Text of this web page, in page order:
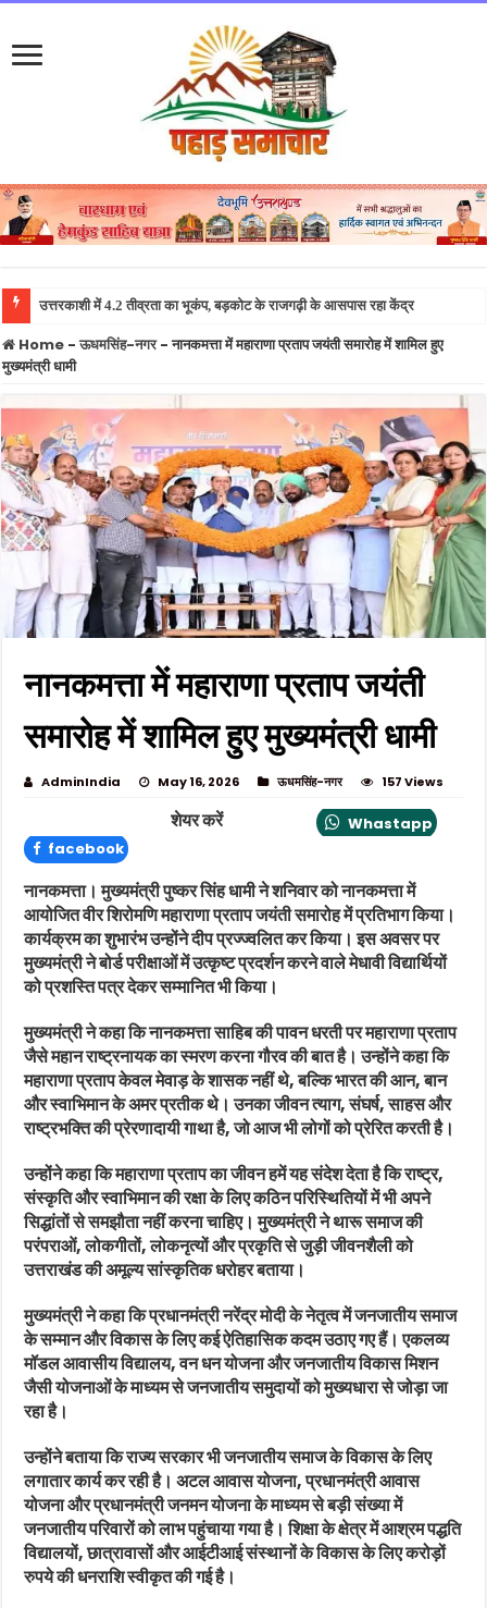
उत्तराख
Home - ऊधमसिंह-नगर- नानकमत्ता में महाराणा प्रताप जयंती समारोह में शामिल हुए
मुख्यमंत्री धामी
नानकमत्ता में महाराणा प्रताप जयंती
समारोह में शामिल हुए मुख्यमंत्री धामी
AdminIndia May 16, 2026 ऊधमसिंह-नगर 157 Views
शेयर करें
Whastapp
facebook
नानकमत्ता। मुख्यमंत्री पुष्कर सिंह धामी ने शनिवार को नानकमत्ता में
आयोजित वीर शिरोमणि महाराणा प्रताप जयंती समारोह में प्रतिभाग किया।
कार्यक्रम का शुभारंभ उन्होंने दीप प्रज्ज्वलित कर किया। इस अवसर पर
मुख्यमंत्री ने बोर्ड परीक्षाओं में उत्कृष्ट प्रदर्शन करने वाले मेधावी विद्यार्थियों
को प्रशस्ति पत्र देकर सम्मानित भी किया।
मुख्यमंत्री ने कहा कि नानकमत्ता साहिब की पावन धरती पर महाराणा प्रताप
जैसे महान राष्ट्रनायक का स्मरण करना गौरव की बात है। उन्होंने कहा कि
महाराणा प्रताप केवल मेवाड़ के शासक नहीं थे, बल्कि भारत की आन, बान
और स्वाभिमान के अमर प्रतीक थे। उनका जीवन त्याग, संघर्ष, साहस और
राष्ट्रभक्ति की प्रेरणादायी गाथा है, जो आज भी लोगों को प्रेरित करती है।
उन्होंने कहा कि महाराणा प्रताप का जीवन हमें यह संदेश देता है कि राष्ट्र,
संस्कृति और स्वाभिमान की रक्षा के लिए कठिन परिस्थितियों में भी अपने
सिद्धांतों से समझौता नहीं करना चाहिए। मुख्यमंत्री ने थारू समाज की
परंपराओं, लोकगीतों, लोकनृत्यों और प्रकृति से जुड़ी जीवनशैली को
उत्तराखंड की अमूल्य सांस्कृतिक धरोहर बताया।
मुख्यमंत्री ने कहा कि प्रधानमंत्री नरेंद्र मोदी के नेतृत्व में जनजातीय समाज
के सम्मान और विकास के लिए कई ऐतिहासिक कदम उठाए गए हैं। एकलव्य
मॉडल आवासीय विद्यालय, वन धन योजना और जनजातीय विकास मिशन
जैसी योजनाओं के माध्यम से जनजातीय समुदायों को मुख्यधारा से जोड़ा जा
रहा है।
उन्होंने बताया कि राज्य सरकार भी जनजातीय समाज के विकास के लिए
लगातार कार्य कर रही है। अटल आवास योजना, प्रधानमंत्री आवास
योजना और प्रधानमंत्री जनमन योजना के माध्यम से बड़ी संख्या में
जनजातीय परिवारों को लाभ पहुंचाया गया है। शिक्षा के क्षेत्र में आश्रम पद्धति
विद्यालयों, छात्रावासों और आईटीआई संस्थानों के विकास के लिए करोड़ों
रुपये की धनराशि स्वीकृत की गई है।